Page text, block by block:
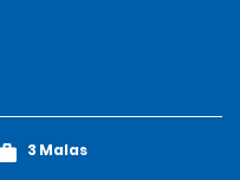
3 Malas